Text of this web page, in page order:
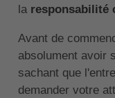
la responsabilité
Avant de
absolument avoir
sachant que
demander votre